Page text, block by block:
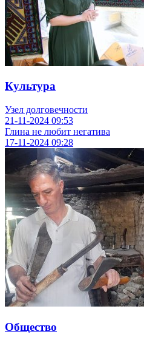
Культура
Узел долговечности
21-11-2024 09:53
Глина не любит негатива
17-11-2024 09:28
Общество